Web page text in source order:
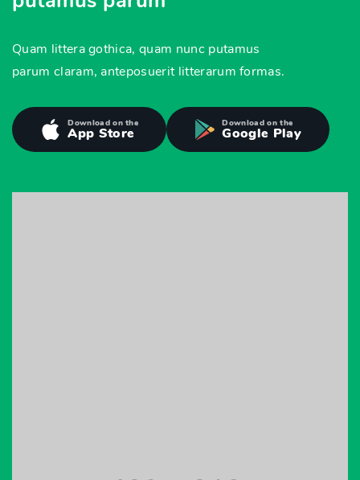
Quam littera gothica, quam nunc putamus
parum claram, anteposuerit litterarum formas.
Download on the
App Store
Download on the
Google Play